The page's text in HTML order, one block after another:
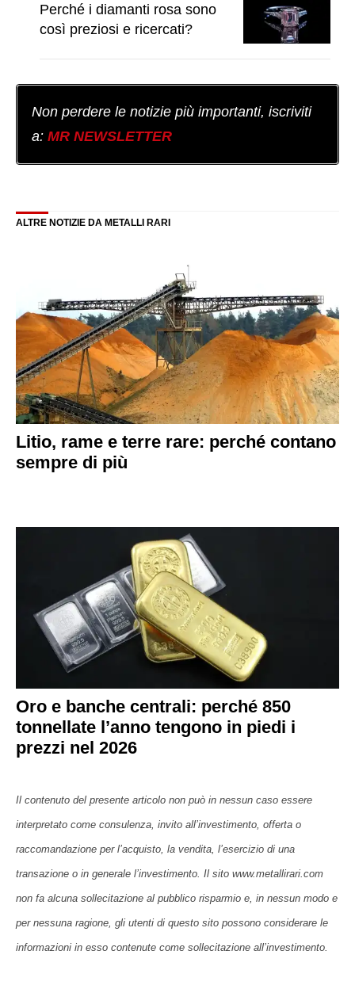
Perché i diamanti rosa sono
così preziosi e ricercati?
Non perdere le notizie più importanti, iscriviti
a: MR NEWSLETTER
ALTRE NOTIZIE DA METALLI RARI
Litio, rame e terre rare: perché contano
sempre di più
Oro e banche centrali: perché 850
tonnellate l’anno tengono in piedi i
prezzi nel 2026
Il contenuto del presente articolo non può in nessun caso essere
interpretato come consulenza, invito all’investimento, offerta o
raccomandazione per l’acquisto, la vendita, l’esercizio di una
transazione o in generale l’investimento. Il sito www.metallirari.com
non fa alcuna sollecitazione al pubblico risparmio e, in nessun modo e
per nessuna ragione, gli utenti di questo sito possono considerare le
informazioni in esso contenute come sollecitazione all’investimento.